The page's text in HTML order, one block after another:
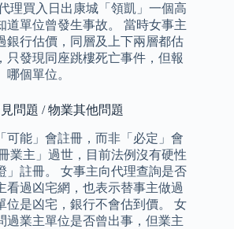
理買入日出康城「領凱」一個高
道單位曾發生事故。 當時女事主
銀行估價，同層及上下兩層都估
只發現同座跳樓死亡事件，但報
個單位。
問題 / 物業其他問題
可能」會註冊，而非「必定」會
業主」過世，目前法例沒有硬性
」註冊。 女事主向代理查詢是否
看過凶宅網，也表示替事主做過
位是凶宅，銀行不會估到價。 女
過業主單位是否曾出事，但業主